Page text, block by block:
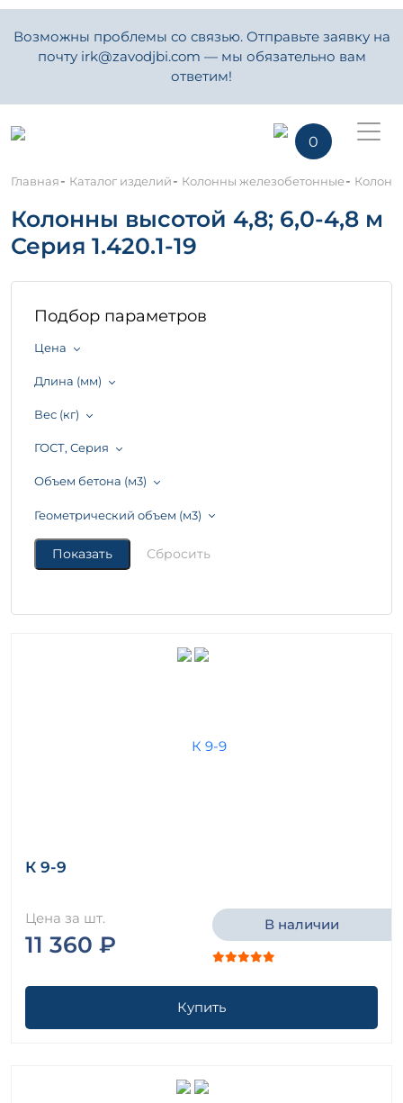
Возможны проблемы со связью. Отправьте заявку на
почту irk@zavodjbi.com — мы обязательно вам
ответим!
0
Главная- Каталог изделий- Колонны железобетонные-
Колонны высотой 4,8; 6,0-4,8 м
Серия 1.420.1-19
Подбор параметров
Цена
Длина (мм)
Вес (кг)
ГОСТ, Серия
Объем бетона (м3)
Геометрический объем (м3)
К 9-9
Цена за шт.
11 360 ₽
В наличии
Купить